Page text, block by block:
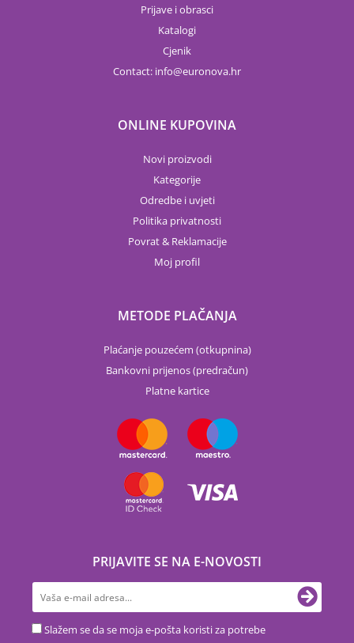
Prijave i obrasci
Katalogi
Cjenik
Contact: info euronova.hr
ONLINE KUPOVINA
Novi proizvodi
Kategorije
Odredbe i uvjeti
Politika privatnosti
Povrat & Reklamacije
Moj profil
METODE PLAČANJA
Plaćanje pouzećem (otkupnina)
Bankovni prijenos (predračun)
Platne kartice
PRIJAVITE SE NA E-NOVOSTI
Slažem se da se moja e-pošta koristi za potrebe